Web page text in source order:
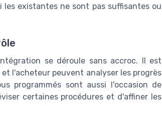
les existantes ne sont pas suffisantes ou
se déroule sans accroc. Il est
l'acheteur peuvent analyser les progrès
programmés sont aussi l'occasion de
certaines procédures et d'affiner les